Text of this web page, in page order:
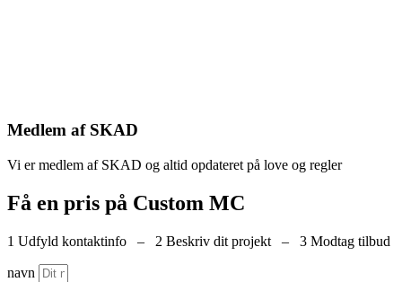
Medlem af SKAD
Vi er medlem af SKAD og altid opdateret på love og regler
Få en pris på Custom MC
1 Udfyld kontaktinfo – 2 Beskriv dit projekt – 3 Modtag tilbud
navn